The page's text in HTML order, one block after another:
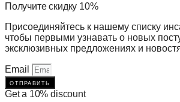
Получите скидку 10%
Присоединяйтесь к нашему списку
чтобы первыми узнавать о новых
эксклюзивных предложениях и
Email
отправить
Get a 10% discount